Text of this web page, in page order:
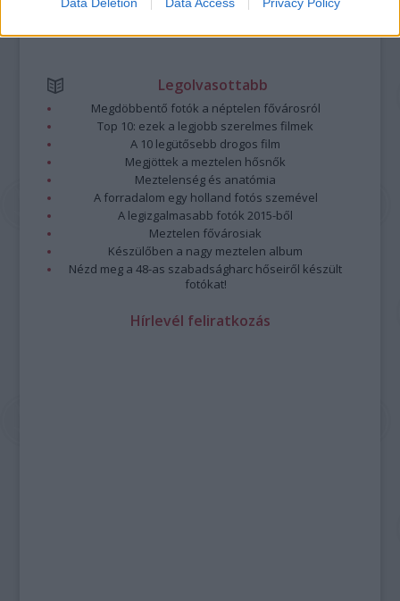
Legolvasottabb
Megdöbbentő fotók a néptelen fővárosról
Top 10: ezek a legjobb szerelmes filmek
A 10 legütősebb drogos film
Megjöttek a meztelen hősnők
Meztelenség és anatómia
A forradalom egy holland fotós szemével
A legizgalmasabb fotók 2015-ből
Meztelen fővárosiak
Készülőben a nagy meztelen album
Nézd meg a 48-as szabadságharc hőseiről készült
fotókat!
Hírlevél feliratkozás